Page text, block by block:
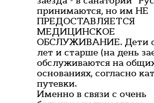
принимаются, но им НЕ
ПРЕДОСТАВЛЯЕТСЯ
МЕДИЦИНСКОЕ
ОБСЛУЖИВАНИЕ. Дети
лет и старше (на день
обслуживаются на
основаниях, согласно
путевки.
Именно в связи с очень